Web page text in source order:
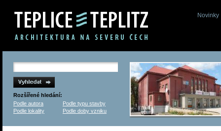
Novinky
Rozšířené hledání:
Podle autora
Podle typu stavby
Podle lokality
Podle doby vzniku